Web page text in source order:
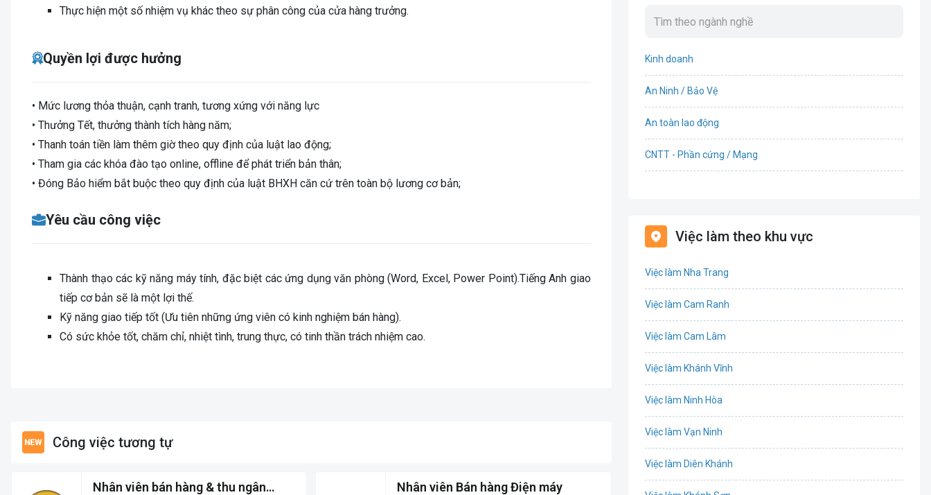
Thực hiện một số nhiệm vụ khác theo sự phân công của cửa hàng trưởng.
Quyền lợi được hưởng
• Mức lương thỏa thuận, cạnh tranh, tương xứng với năng lực
• Thưởng Tết, thưởng thành tích hàng năm;
• Thanh toán tiền làm thêm giờ theo quy định của luật lao động;
• Tham gia các khóa đào tạo online, offline để phát triển bản thân;
• Đóng Bảo hiểm bắt buộc theo quy định của luật BHXH căn cứ trên toàn bộ lương cơ bản;
Yêu cầu công việc
Thành thạo các kỹ năng máy tính, đặc biệt các ứng dụng văn phòng (Word, Excel, Power Point).Tiếng Anh giao
tiếp cơ bản sẽ là một lợi thế.
Kỹ năng giao tiếp tốt (Ưu tiên những ứng viên có kinh nghiệm bán hàng).
Có sức khỏe tốt, chăm chỉ, nhiệt tình, trung thực, có tinh thần trách nhiệm cao.
Công việc tương tự
Nhân viên bán hàng & thu ngân
Nhân viên Bán hàng Điện máy
Kinh doanh
An Ninh / Bảo Vệ
An toàn lao động
CNTT - Phần cứng / Mạng
Bất động sản
Việc làm theo khu vực
Việc làm Nha Trang
Việc làm Cam Ranh
Việc làm Cam Lâm
Việc làm Khánh Vĩnh
Việc làm Ninh Hòa
Việc làm Vạn Ninh
Việc làm Diên Khánh